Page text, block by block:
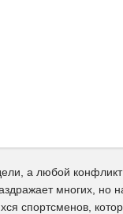
а любой
многих, но
спортсменов,